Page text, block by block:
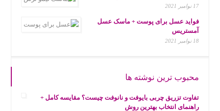
17 نوامبر 2021
فواید عسل برای پوست + ماسک عسل
آمستریس
18 نوامبر 2021
محبوب ترین نوشته ها
تفاوت تزریق چربی بایوفت و نانوفت چیست؟ مقایسه کامل +
راهنمای انتخاب بهترین روش